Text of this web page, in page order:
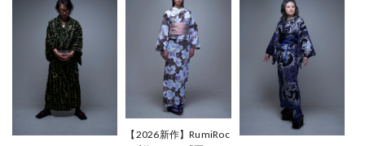
【2026新作】RumiRoc